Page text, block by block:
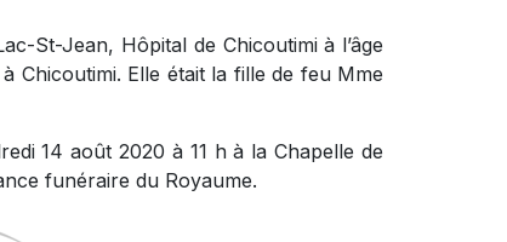
St-Jean, Hôpital de Chicoutimi à l’âge
Chicoutimi. Elle était la fille de feu Mme
14 août 2020 à 11 h à la Chapelle de
funéraire du Royaume.